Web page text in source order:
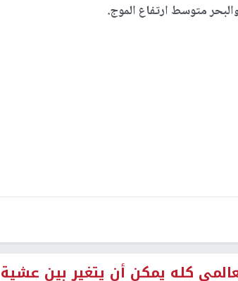
متوسط ارتفاع الموج.
كله يمكن أن يتغير بين عشية